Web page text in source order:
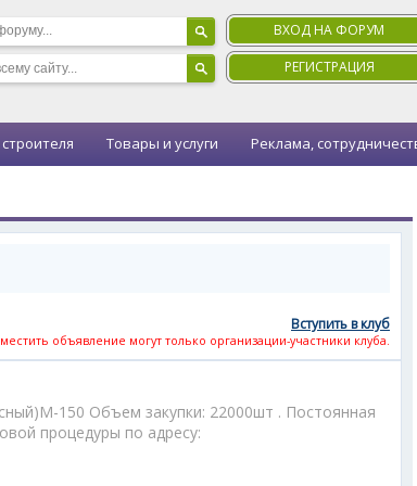
ВХОД НА ФОРУМ
РЕГИСТРАЦИЯ
Товары и услуги Реклама,
Вступить в клуб
объявление могут только организации-участники клуба.
150 Объем закупки: 22000шт . Постоянная
процедуры по адресу: